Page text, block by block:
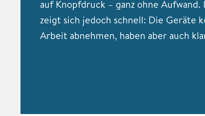
auf Knopfdruck – ganz ohne Aufwand.
zeigt sich jedoch schnell: Die Geräte
Arbeit abnehmen, haben aber auch